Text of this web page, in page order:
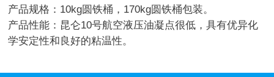
产品规格：10kg圆铁桶，170kg圆铁桶包装。
产品性能：昆仑10号航空液压油凝点很低，具有优异化
学安定性和良好的粘温性。